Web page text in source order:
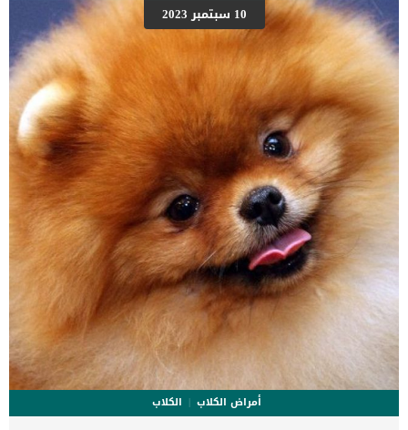
صعوبة العثور على طبق الطعام او الليتر بوكس الاسباب الكامنة خلف
اعتام عدسة العين عند القطط السبب الأكثر شيوعًا لإعتام عدسة العين في
القطط هو التهاب القزحية المزمن وهو التهاب داخل العين يمكن أن ينتج
عن عدوى أو مرض أو صدمة. اقرا ايضا: ضمور قرنية العين الوراثى عند
القطط كما قد تزيد أمراض مثل سرطان […]
10 سبتمبر 2023
أمراض الكلاب
الكلاب